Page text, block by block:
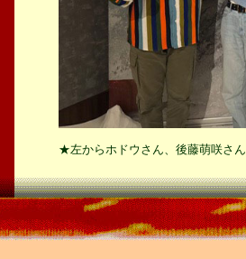
★左からホドウさん、後藤萌咲さ